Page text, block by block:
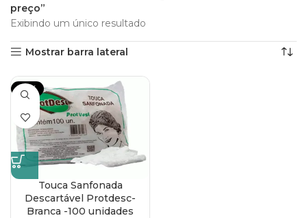
preço”
Exibindo um único resultado
Mostrar barra lateral
-23%
Touca Sanfonada
Descartável Protdesc-
Branca -100 unidades